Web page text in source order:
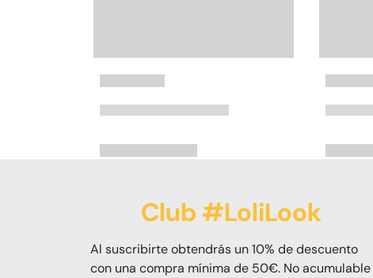
Club #LoliLook
Al suscribirte obtendrás un 10% de descuento
con una compra mínima de 50€. No acumulable